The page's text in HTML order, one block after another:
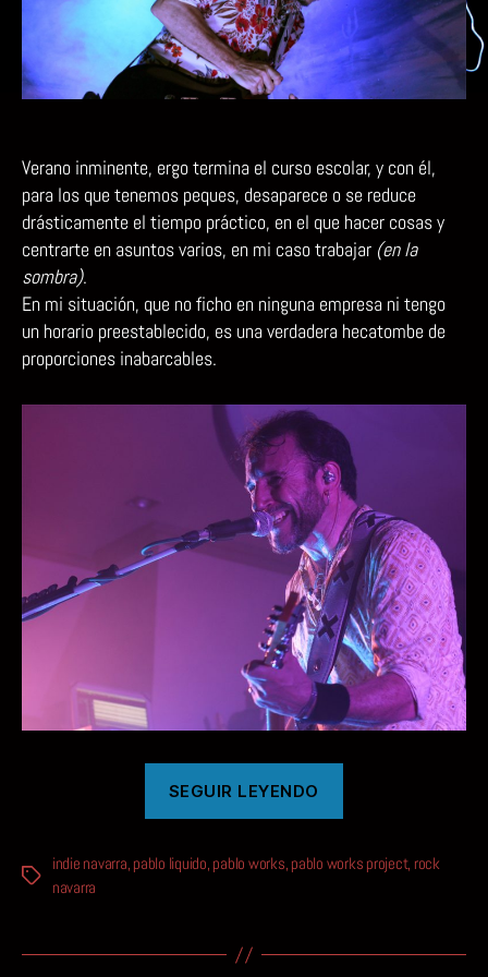
Verano inminente, ergo termina el curso escolar, y con él,
para los que tenemos peques, desaparece o se reduce
drásticamente el tiempo práctico, en el que hacer cosas y
centrarte en asuntos varios, en mi caso trabajar (en la
sombra).
En mi situación, que no ficho en ninguna empresa ni tengo
un horario preestablecido, es una verdadera hecatombe de
proporciones inabarcables.
SEGUIR LEYENDO
Etiquetas
indie navarra, pablo liquido, pablo works, pablo works project, rock
navarra